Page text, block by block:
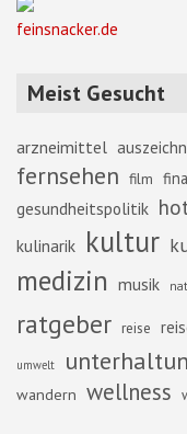
feinsnacker.de
Meist Gesucht
arzneimittel
fernsehen film
gesundheitspolitik
kulinarik kultur
medizin musik
ratgeber reise
umwelt
wandern wellness